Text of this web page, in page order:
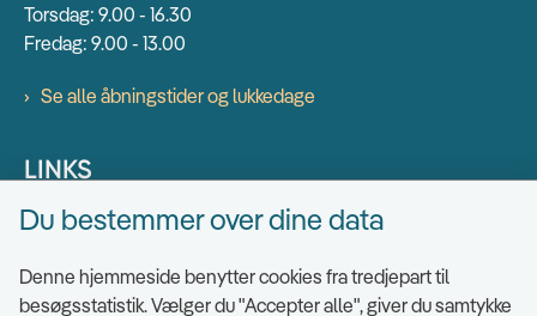
Torsdag: 9.00 - 16.30
Fredag: 9.00 - 13.00
Se alle åbningstider og lukkedage
LINKS
Find EAN numre
Tilgængelighedserklæring
Du bestemmer over dine data
Denne hjemmeside benytter cookies fra tredjepart til
besøgsstatistik. Vælger du "Accepter alle", giver du samtykke